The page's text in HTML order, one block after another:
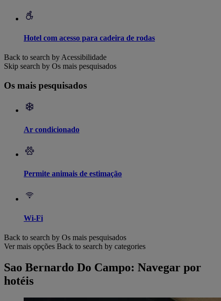
Hotel com acesso para cadeira de rodas
Back to search by Acessibilidade
Skip search by Os mais pesquisados
Os mais pesquisados
Ar condicionado
Permite animais de estimação
Wi-Fi
Back to search by Os mais pesquisados
Ver mais opções Back to search by categories
Sao Bernardo Do Campo: Navegar por
hotéis